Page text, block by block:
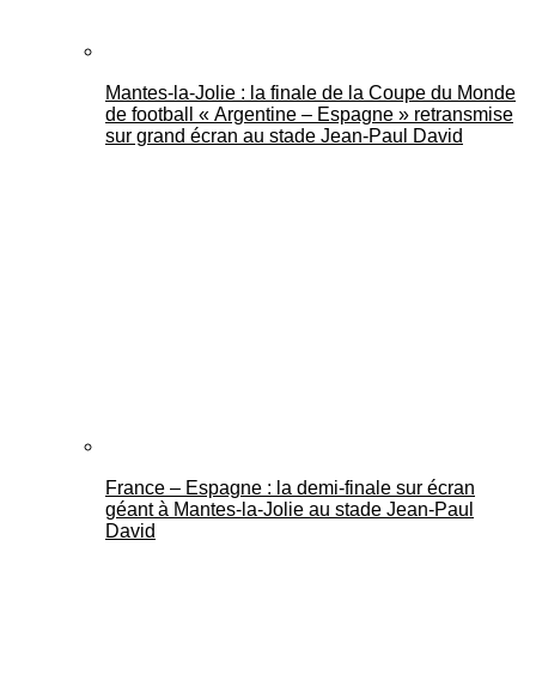
Mantes-la-Jolie : la finale de la Coupe du Monde
de football « Argentine – Espagne » retransmise
sur grand écran au stade Jean-Paul David
France – Espagne : la demi-finale sur écran
géant à Mantes-la-Jolie au stade Jean-Paul
David